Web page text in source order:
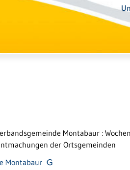
Montabaur :
der Ortsgemeinden
Montabaur